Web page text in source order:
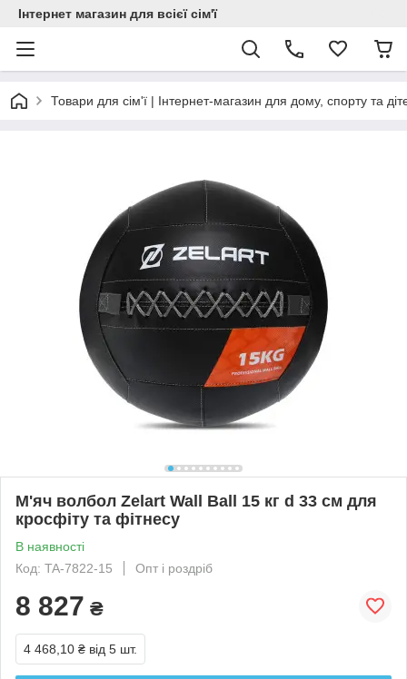
Інтернет магазин для всієї сім'ї
Товари для сім'ї | Інтернет-магазин для дому, спорту та
М'яч волбол Zelart Wall Ball 15 кг d 33 см для
кросфіту та фітнесу
В наявності
Код: TA-7822-15
Опт і роздріб
8 827 ₴
4 468,10 ₴ від 5 шт.